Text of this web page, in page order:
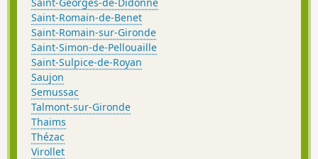
Saint-Romain-de-Benet
Saint-Romain-sur-Gironde
Saint-Simon-de-Pellouaille
Saint-Sulpice-de-Royan
Saujon
Semussac
Talmont-sur-Gironde
Thaims
Thézac
Virollet